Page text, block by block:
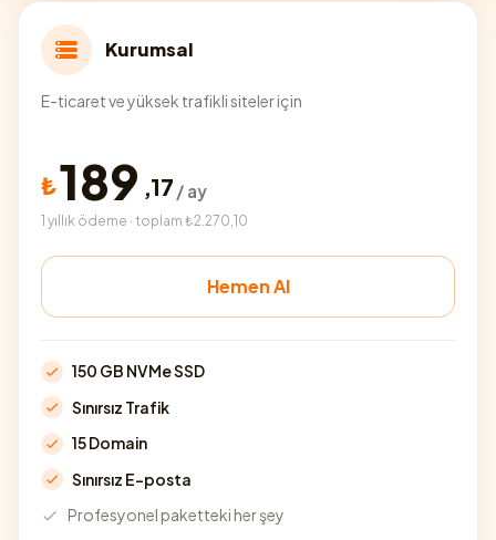
Kurumsal
E-ticaret ve yüksek trafikli siteler için
₺189 ,17 / ay
1 yıllık ödeme · toplam ₺2.270,10
Hemen Al
150 GB NVMe SSD
Sınırsız Trafik
15 Domain
Sınırsız E-posta
Profesyonel paketteki her şey